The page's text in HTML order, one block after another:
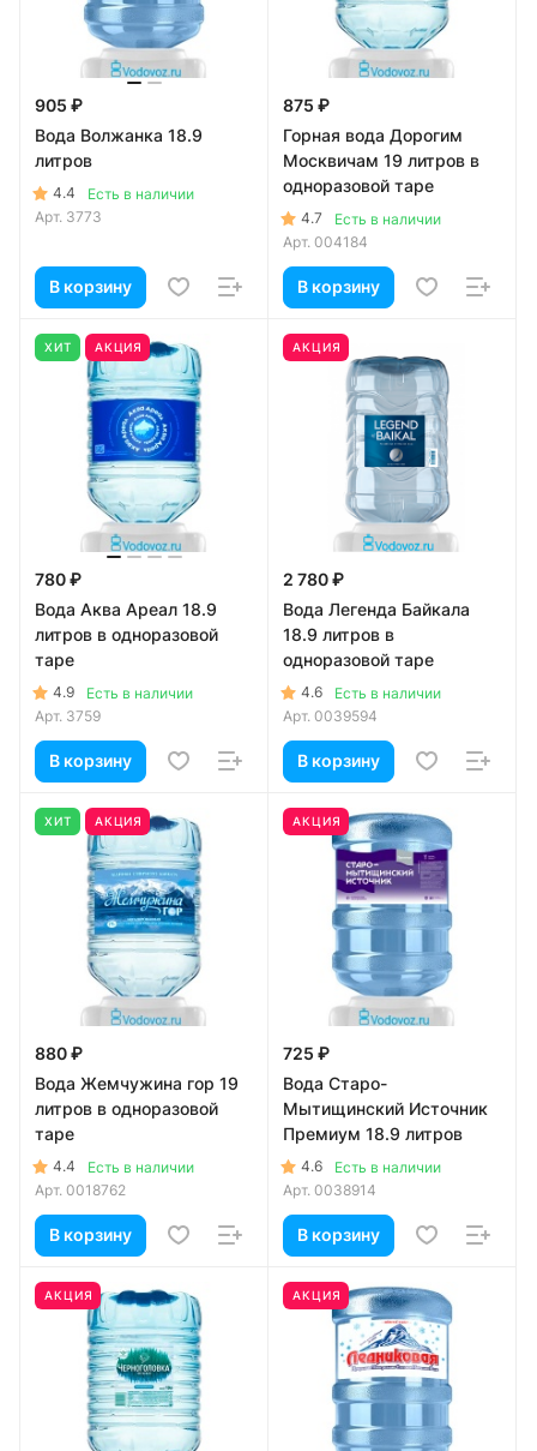
905 ₽
Вода Волжанка 18.9
литров
4.4
Есть в наличии
Арт. 3773
В корзину
875 ₽
Горная вода Дорогим
Москвичам 19 литров в
одноразовой таре
4.7
Есть в наличии
Арт. 004184
В корзину
ХИТ АКЦИЯ
780 ₽
Вода Аква Ареал 18.9
литров в одноразовой
таре
4.9
Есть в наличии
Арт. 3759
В корзину
АКЦИЯ
2 780 ₽
Вода Легенда Байкала
18.9 литров в
одноразовой таре
4.6
Есть в наличии
Арт. 0039594
В корзину
ХИТ АКЦИЯ
880 ₽
Вода Жемчужина гор 19
литров в одноразовой
таре
4.4
Есть в наличии
Арт. 0018762
В корзину
АКЦИЯ
725 ₽
Вода Старо-
Мытищинский Источник
Премиум 18.9 литров
4.6
Есть в наличии
Арт. 0038914
В корзину
АКЦИЯ АКЦИЯ